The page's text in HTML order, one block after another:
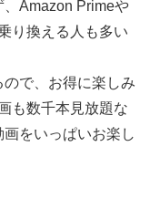
Amazon Primeや
り換える人も多い
で、お得に楽しみ
も数千本見放題な
をいっぱいお楽し